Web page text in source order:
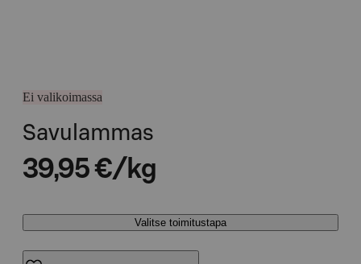
Ei valikoimassa
Savulammas
39,95 €/kg
Valitse toimitustapa